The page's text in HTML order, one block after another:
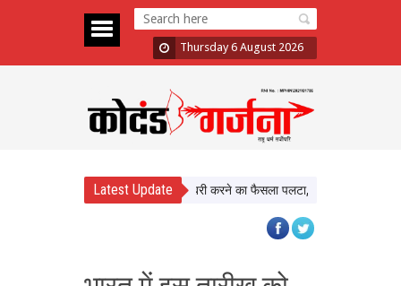
Thursday 6 August 2026
Latest Update
Assault Case: Bombay HC ने बरी करने का फैसला पलटा, दोषी करार